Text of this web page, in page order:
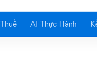
AI Thực Hành